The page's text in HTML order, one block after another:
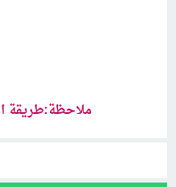
ملاحظة:طريقة